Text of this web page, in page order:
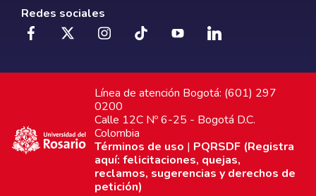
Redes sociales
Línea de atención Bogotá: (601) 297
0200
Calle 12C Nº 6-25 - Bogotá D.C.
Colombia
Términos de uso | PQRSDF (Registra
aquí: felicitaciones, quejas,
reclamos, sugerencias y derechos de
petición)